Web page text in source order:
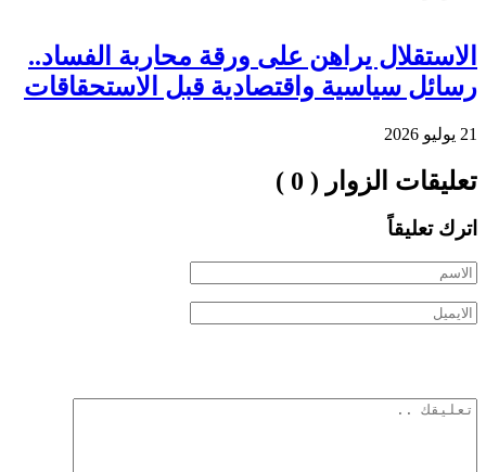
الاستقلال يراهن على ورقة محاربة الفساد..
رسائل سياسية واقتصادية قبل الاستحقاقات
21 يوليو 2026
تعليقات الزوار ( 0 )
اترك تعليقاً